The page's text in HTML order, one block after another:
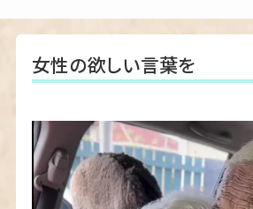
Q&A
婚活パーティー
相談所概要
女性の欲しい言葉を